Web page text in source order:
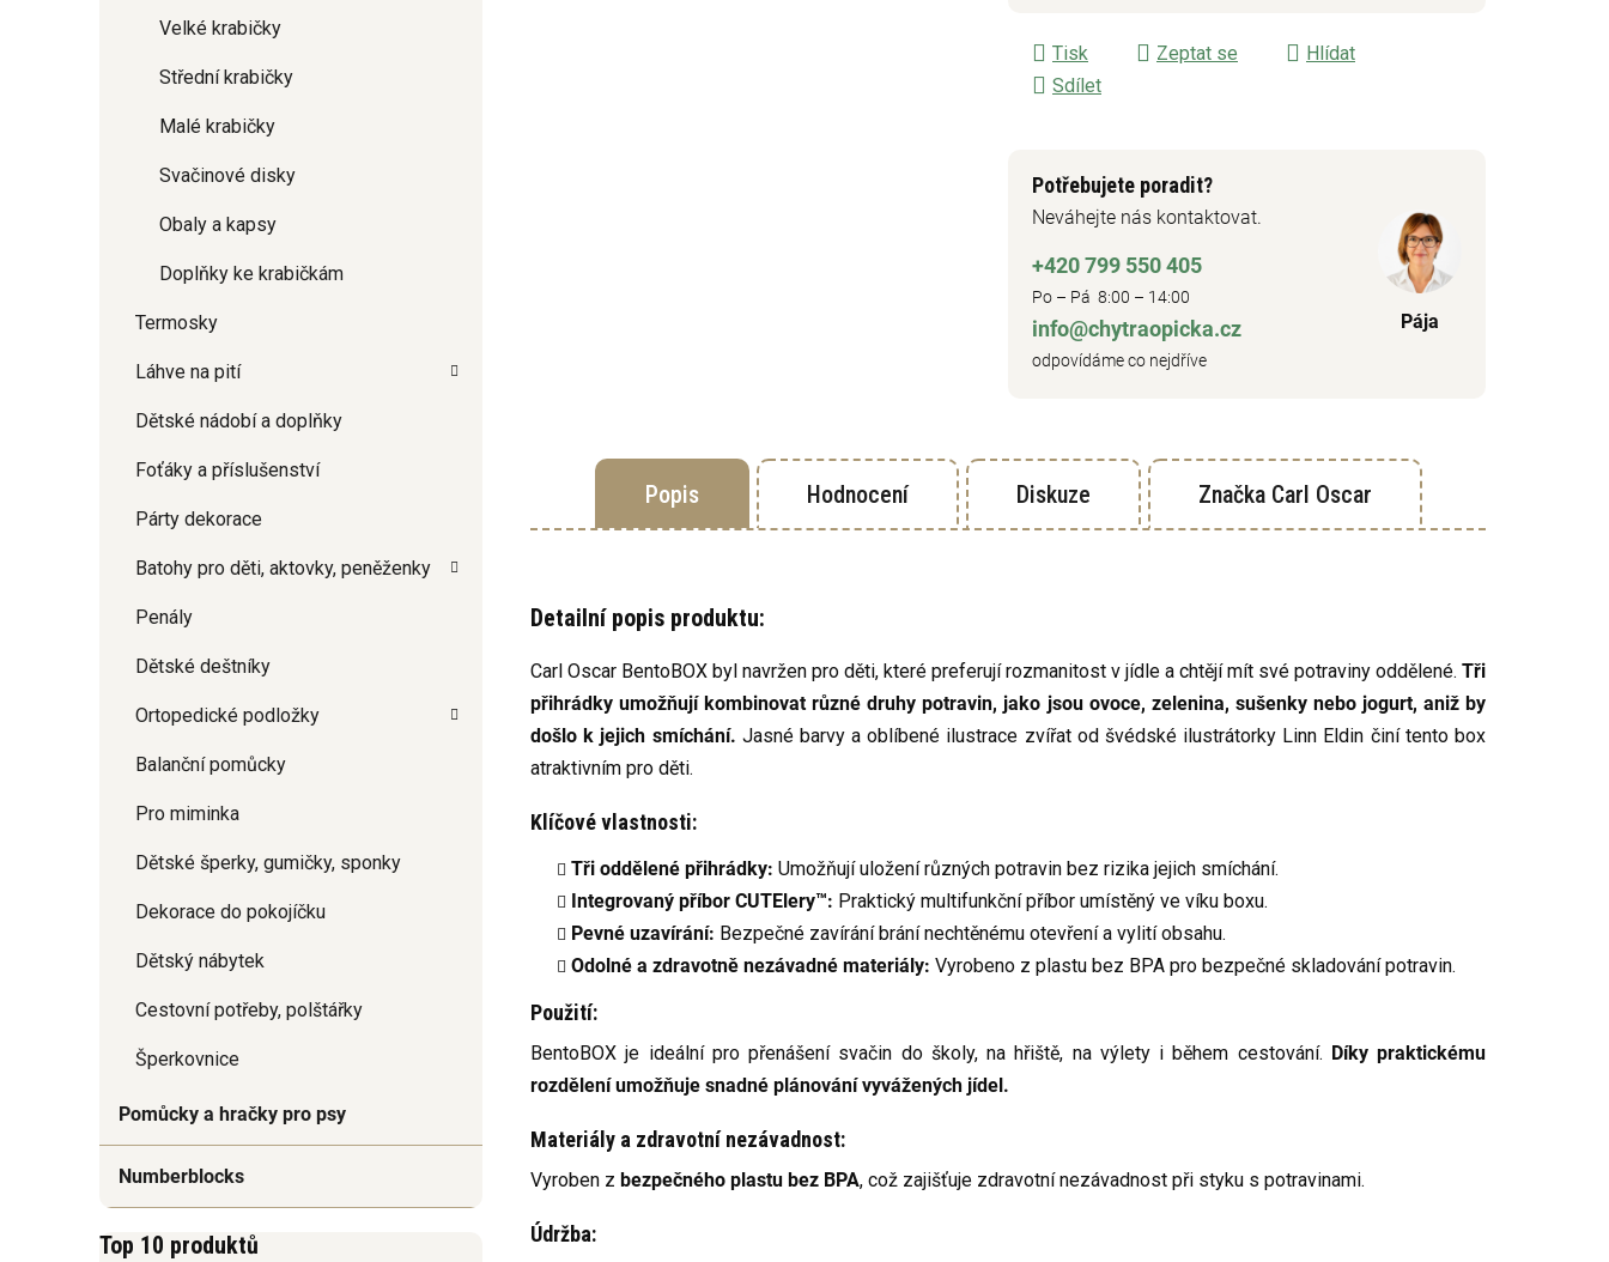
Velké krabičky
Střední krabičky
Malé krabičky
Svačinové disky
Obaly a kapsy
Doplňky ke krabičkám
Termosky
Láhve na pití
Dětské nádobí a doplňky
Foťáky a příslušenství
Párty dekorace
Batohy pro děti, aktovky, peněženky
Penály
Dětské deštníky
Ortopedické podložky
Balanční pomůcky
Pro miminka
Dětské šperky, gumičky, sponky
Dekorace do pokojíčku
Dětský nábytek
Cestovní potřeby, polštářky
Šperkovnice
Pomůcky a hračky pro psy
Numberblocks
Top 10 produktů
Tisk Zeptat se
Hlídat
Sdílet
Potřebujete poradit?
Neváhejte nás kontaktovat.
+420 799 550 405
Po – Pá 8:00 – 14:00
info@chytraopicka.cz
odpovídáme co nejdříve
Pája
Popis Hodnocení Diskuze ZnačkaCarl Oscar
Detailní popis produktu:
Carl Oscar BentoBOX byl navržen pro děti, které preferují rozmanitost v jídle a chtějí mít své potraviny oddělené. Tři
přihrádky umožňují kombinovat různé druhy potravin, jako jsou ovoce, zelenina, sušenky nebo jogurt, aniž by
došlo k jejich smíchání. Jasné barvy a oblíbené ilustrace zvířat od švédské ilustrátorky Linn Eldin činí tento box
atraktivním pro děti.
Klíčové vlastnosti:
Tři oddělené přihrádky: Umožňují uložení různých potravin bez rizika jejich smíchání.
Integrovaný příbor CUTElery™: Praktický multifunkční příbor umístěný ve víku boxu.
Pevné uzavírání: Bezpečné zavírání brání nechtěnému otevření a vylití obsahu.
Odolné a zdravotně nezávadné materiály: Vyrobeno z plastu bez BPA pro bezpečné skladování potravin.
Použití:
BentoBOX je ideální pro přenášení svačin do školy, na hřiště, na výlety i během cestování. Díky praktickému
rozdělení umožňuje snadné plánování vyvážených jídel.
Materiály a zdravotní nezávadnost:
Vyroben z bezpečného plastu bez BPA, což zajišťuje zdravotní nezávadnost při styku s potravinami.
Údržba: